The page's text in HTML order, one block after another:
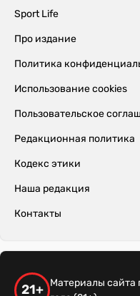
Sport Life
Про издание
Политика
Использование cookies
Пользовательское
Редакционная политика
Кодекс этики
Наша редакция
Контакты
21+
Материалы сайта